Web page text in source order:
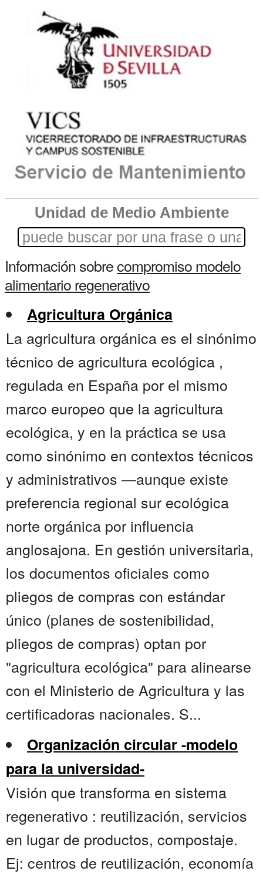
Unidad de Medio Ambiente
Información sobrecompromiso modelo
alimentario regenerativo
Agricultura Orgánica
La agricultura orgánica es el sinónimo
técnico de agricultura ecológica ,
regulada en España por el mismo
marco europeo que la agricultura
ecológica, y en la práctica se usa
como sinónimo en contextos técnicos
y administrativos —aunque existe
preferencia regional sur ecológica
norte orgánica por influencia
anglosajona. En gestión universitaria,
los documentos oficiales como
pliegos de compras con estándar
único (planes de sostenibilidad,
pliegos de compras) optan por
"agricultura ecológica" para alinearse
con el Ministerio de Agricultura y las
certificadoras nacionales. S...
Organización circular -modelo
para la universidad-
Visión que transforma en sistema
regenerativo : reutilización, servicios
en lugar de productos, compostaje.
Ej: centros de reutilización, economía